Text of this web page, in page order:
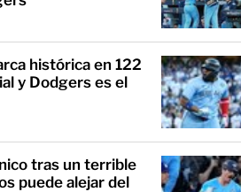
histórica en 122
y Dodgers es el
tras un terrible
puede alejar del